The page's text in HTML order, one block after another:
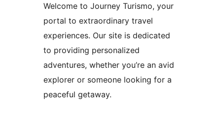
Welcome to Journey Turismo, your
portal to extraordinary travel
experiences. Our site is dedicated
to providing personalized
adventures, whether you’re an avid
explorer or someone looking for a
peaceful getaway.